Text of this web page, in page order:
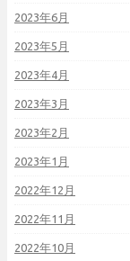
2023年6月
2023年5月
2023年4月
2023年3月
2023年2月
2023年1月
2022年12月
2022年11月
2022年10月